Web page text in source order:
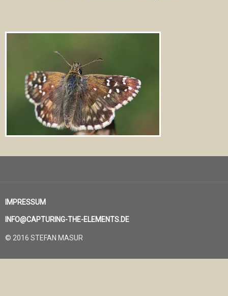
IMPRESSUM
INFO@CAPTURING-THE-ELEMENTS.DE
© 2016 STEFAN MASUR